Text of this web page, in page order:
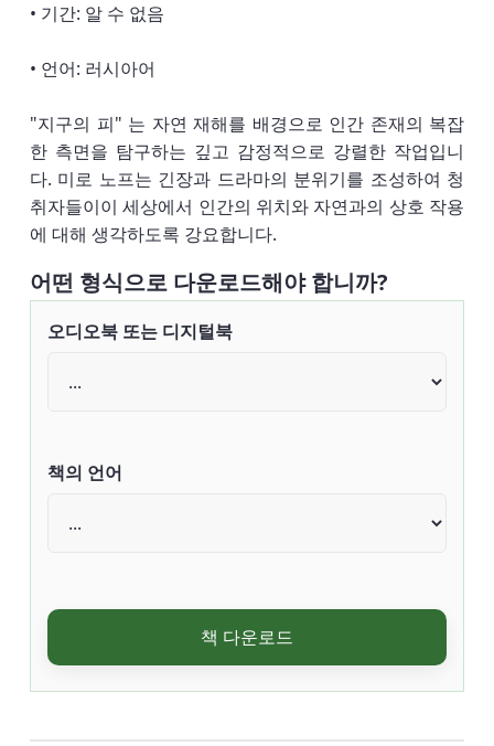
• 기간: 알 수 없음
• 언어: 러시아어
"지구의 피" 는 자연 재해를 배경으로 인간 존재의 복잡
한 측면을 탐구하는 깊고 감정적으로 강렬한 작업입니
다. 미로 노프는 긴장과 드라마의 분위기를 조성하여 청
취자들이이 세상에서 인간의 위치와 자연과의 상호 작용
에 대해 생각하도록 강요합니다.
어떤 형식으로 다운로드해야 합니까?
오디오북 또는 디지털북
책의 언어
책 다운로드